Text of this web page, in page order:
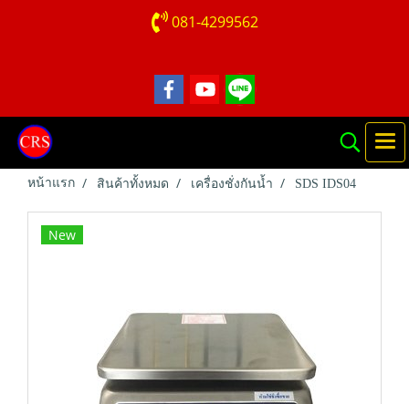
081-4299562
หน้าแรก สินค้าทั้งหมด เครื่องชั่งกันน้ำ SDS IDS04
New